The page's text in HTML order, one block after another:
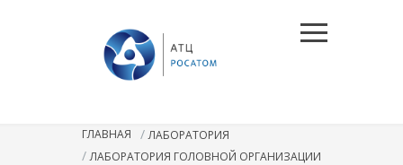
ГЛАВНАЯ /ЛАБОРАТОРИЯ
/ЛАБОРАТОРИЯ ГОЛОВНОЙ ОРГАНИЗАЦИИ